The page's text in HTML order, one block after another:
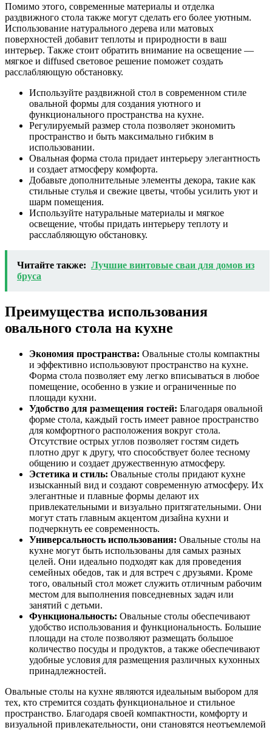
Помимо этого, современные материалы и отделка
раздвижного стола также могут сделать его более уютным.
Использование натурального дерева или матовых
поверхностей добавит теплоты и природности в ваш
интерьер. Также стоит обратить внимание на освещение —
мягкое и diffused световое решение поможет создать
расслабляющую обстановку.
Используйте раздвижной стол в современном стиле
овальной формы для создания уютного и
функционального пространства на кухне.
Регулируемый размер стола позволяет экономить
пространство и быть максимально гибким в
использовании.
Овальная форма стола придает интерьеру элегантность
и создает атмосферу комфорта.
Добавьте дополнительные элементы декора, такие как
стильные стулья и свежие цветы, чтобы усилить уют и
шарм помещения.
Используйте натуральные материалы и мягкое
освещение, чтобы придать интерьеру теплоту и
расслабляющую обстановку.
Читайте также: Лучшие винтовые сваи для домов из
бруса
Преимущества использования
овального стола на кухне
Экономия пространства: Овальные столы компактны
и эффективно использовуют пространство на кухне.
Форма стола позволяет ему легко вписываться в любое
помещение, особенно в узкие и ограниченные по
площади кухни.
Удобство для размещения гостей: Благодаря овальной
форме стола, каждый гость имеет равное пространство
для комфортного расположения вокруг стола.
Отсутствие острых углов позволяет гостям сидеть
плотно друг к другу, что способствует более тесному
общению и создает дружественную атмосферу.
Эстетика и стиль: Овальные столы придают кухне
изысканный вид и создают современную атмосферу. Их
элегантные и плавные формы делают их
привлекательными и визуально притягательными. Они
могут стать главным акцентом дизайна кухни и
подчеркнуть ее современность.
Универсальность использования: Овальные столы на
кухне могут быть использованы для самых разных
целей. Они идеально подходят как для проведения
семейных обедов, так и для встреч с друзьями. Кроме
того, овальный стол может служить отличным рабочим
местом для выполнения повседневных задач или
занятий с детьми.
Функциональность: Овальные столы обеспечивают
удобство использования и функциональность. Большие
площади на столе позволяют размещать большое
количество посуды и продуктов, а также обеспечивают
удобные условия для размещения различных кухонных
принадлежностей.
Овальные столы на кухне являются идеальным выбором для
тех, кто стремится создать функциональное и стильное
пространство. Благодаря своей компактности, комфорту и
визуальной привлекательности, они становятся неотъемлемой